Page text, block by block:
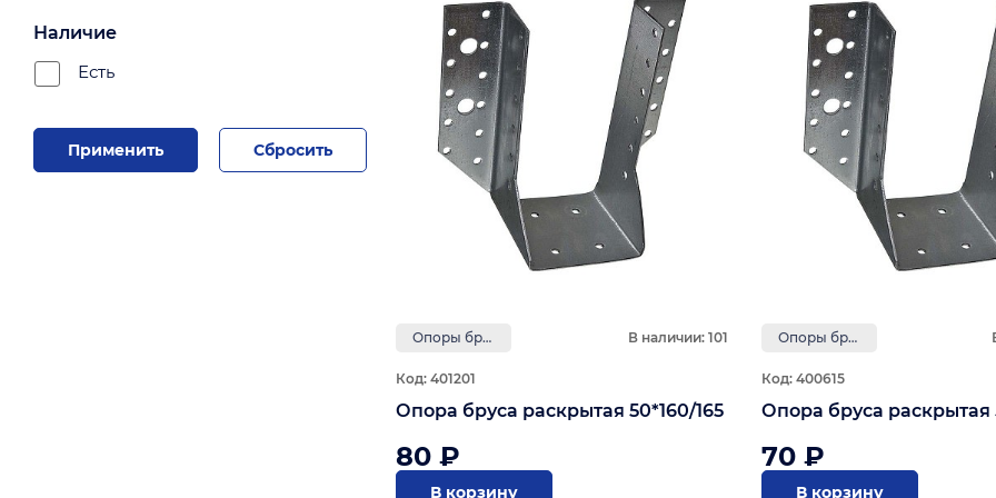
Наличие
Есть
Применить Сбросить
Опоры бруса и держатели балки В наличии: 101
Код: 401201
Опора бруса раскрытая 50*160/165
80 ₽
В корзину
Опоры бруса и держатели балки
Код: 400615
Опора бруса раскрытая
70 ₽
В корзину